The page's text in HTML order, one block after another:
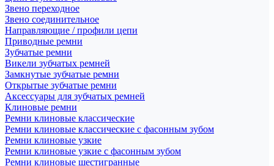
Звено переходное
Звено соединительное
Направляющие / профили цепи
Приводные ремни
Зубчатые ремни
Викели зубчатых ремней
Замкнутые зубчатые ремни
Открытые зубчатые ремни
Аксессуары для зубчатых ремней
Клиновые ремни
Ремни клиновые классические
Ремни клиновые классические с фасонным зубом
Ремни клиновые узкие
Ремни клиновые узкие с фасонным зубом
Ремни клиновые шестигранные